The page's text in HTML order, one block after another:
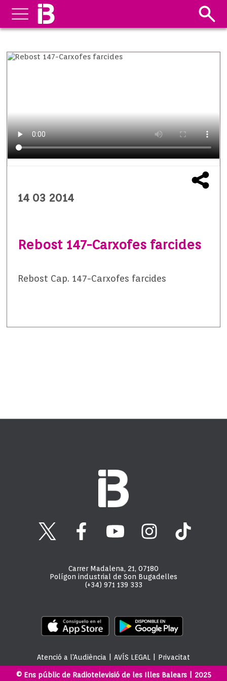
14 03 2014
Rebost 147-Carxofes farcides
Rebost Cap. 147-Carxofes farcides
Carrer Madalena, 21, 07180
Polígon industrial de Son Bugadelles
(+34) 971 139 333
Atenció a l'Audiència AVÍS LEGAL Privacitat
© Ens públic de Radiotelevisió de les Illes Balears | 2025